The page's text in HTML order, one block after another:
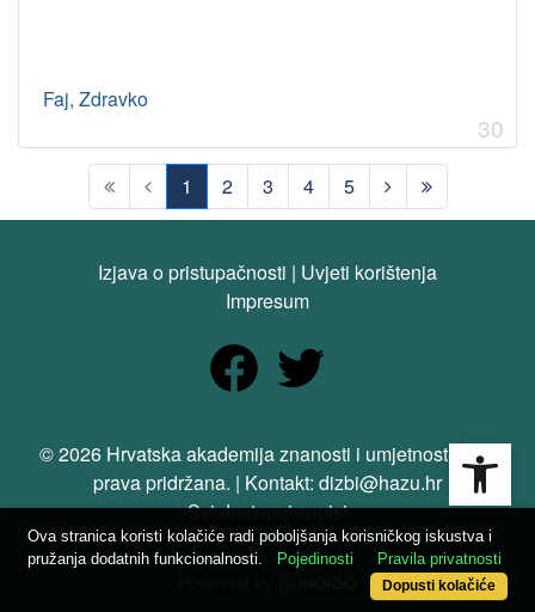
Faj, Zdravko
30
1
(current)
2 3 4 5
Izjava o pristupačnosti | Uvjeti korištenja
Impresum
© 2026 Hrvatska akademija znanosti i umjetnosti. Sva
prava pridržana. | Kontakt: dizbi@hazu.hr
Svi dostupni zapisi
Ova stranica koristi kolačiće radi poboljšanja korisničkog iskustva i
pružanja dodatnih funkcionalnosti.
Pojedinosti Pravila privatnosti
Dopusti kolačiće